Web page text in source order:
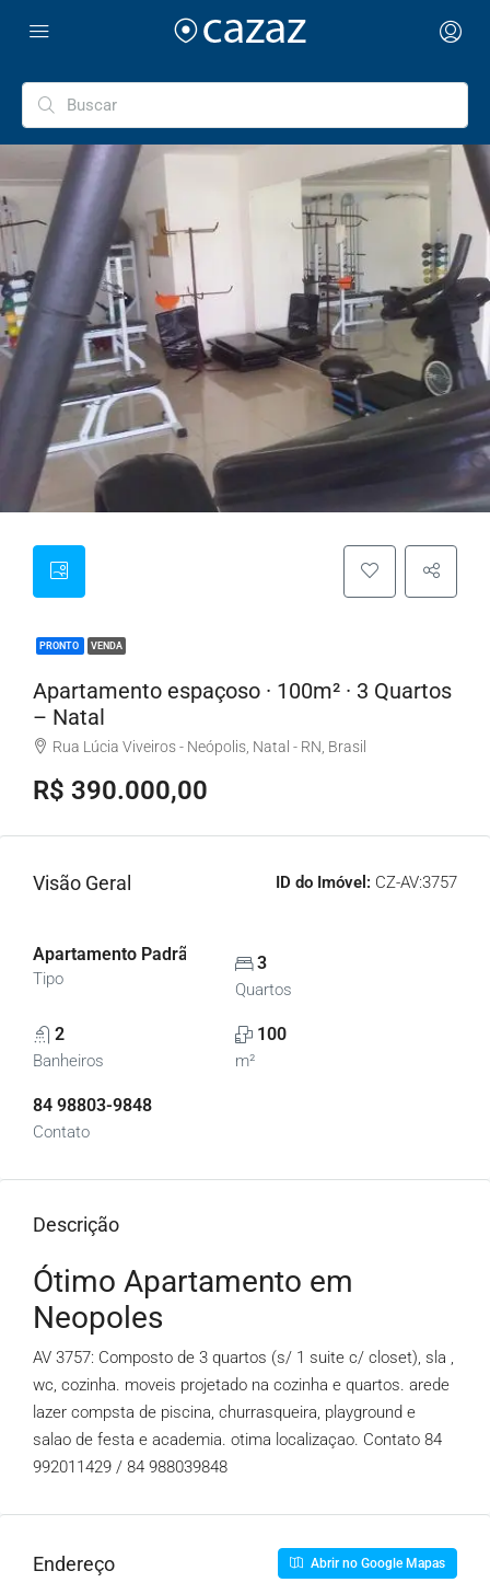
PRONTO VENDA
Apartamento espaçoso · 100m² · 3 Quartos
– Natal
Rua Lúcia Viveiros - Neópolis, Natal - RN, Brasil
R$ 390.000,00
Visão Geral ID do Imóvel: CZ-AV:3757
Apartamento Padrão, Apartamentos
Tipo
3
Quartos
2
Banheiros
100
m²
84 98803-9848
Contato
Descrição
Ótimo Apartamento em
Neopoles
AV 3757: Composto de 3 quartos (s/ 1 suite c/ closet), sla ,
wc, cozinha. moveis projetado na cozinha e quartos. arede
lazer compsta de piscina, churrasqueira, playground e
salao de festa e academia. otima localizaçao. Contato 84
992011429 / 84 988039848
Endereço Abrir no Google Mapas